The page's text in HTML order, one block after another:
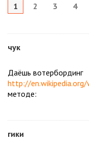
1 2 3 4
чук
Даёшь вотербординг
http://en.wikipedia.org/
методе:
гики